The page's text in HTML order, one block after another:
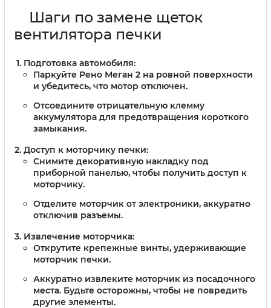
Шаги по замене щеток
вентилятора печки
Подготовка автомобиля:
Паркуйте Рено Меган 2 на ровной поверхности
и убедитесь, что мотор отключен.
Отсоедините отрицательную клемму
аккумулятора для предотвращения короткого
замыкания.
Доступ к моторчику печки:
Снимите декоративную накладку под
приборной панелью, чтобы получить доступ к
моторчику.
Отделите моторчик от электроники, аккуратно
отключив разъемы.
Извлечение моторчика:
Открутите крепежные винты, удерживающие
моторчик печки.
Аккуратно извлеките моторчик из посадочного
места. Будьте осторожны, чтобы не повредить
другие элементы.